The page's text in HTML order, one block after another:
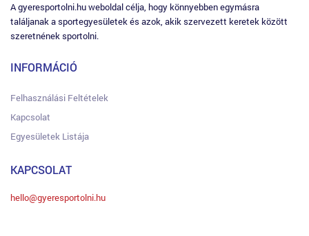
A gyeresportolni.hu weboldal célja, hogy könnyebben egymásra
találjanak a sportegyesületek és azok, akik szervezett keretek között
szeretnének sportolni.
INFORMÁCIÓ
Felhasználási Feltételek
Kapcsolat
Egyesületek Listája
KAPCSOLAT
hello@gyeresportolni.hu